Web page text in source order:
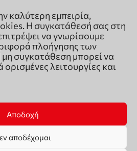
καλύτερη εμπειρία,
Η συγκατάθεσή σας στη
να γνωρίσουμε
πλοήγησης των
συγκατάθεση μπορεί να
λειτουργίες και
Αποδοχή
αποδέχομαι